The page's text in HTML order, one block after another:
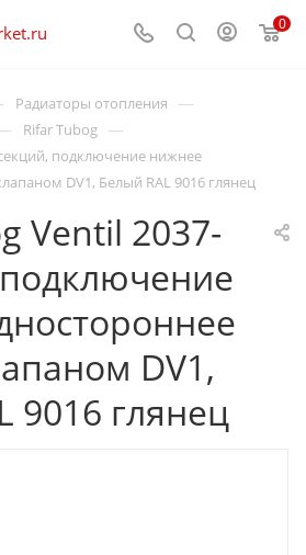
0
Радиаторы отопления —
Rifar Tubog —
подключение нижнее
DV1, Белый RAL 9016 глянец
Ventil 2037-
DV1,
9016 глянец